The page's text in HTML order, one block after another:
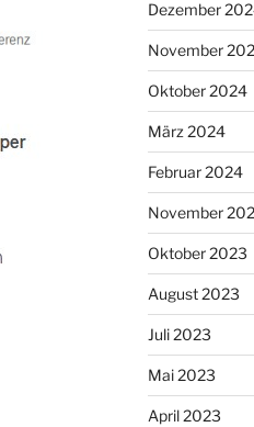
Dezember
November
Oktober 2024
März 2024
Februar 2024
November
Oktober 2023
August 2023
Juli 2023
Mai 2023
April 2023